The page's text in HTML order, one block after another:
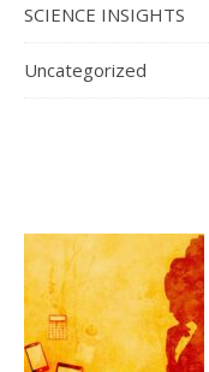
SCIENCE INSIGHTS
Uncategorized